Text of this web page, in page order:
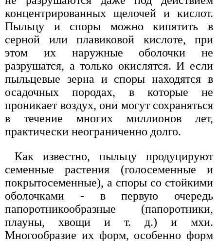
концентрированных щелочей и кислот.
Пыльцу и споры можно кипятить в
серной или плавиковой кислоте, при
этом их наружные оболочки не
разрушатся, а только окислятся. И если
пыльцевые зерна и споры находятся в
осадочных породах, в которые не
проникает воздух, они могут сохраняться
в течение многих миллионов лет,
практически неограниченно долго.
Как известно, пыльцу продуцируют
семенные растения (голосеменные и
покрытосеменные), а споры со стойкими
оболочками - в первую очередь
папоротникообразные (папоротники,
плауны, хвощи и т. д.) и мхи.
Многообразие их форм, особенно форм